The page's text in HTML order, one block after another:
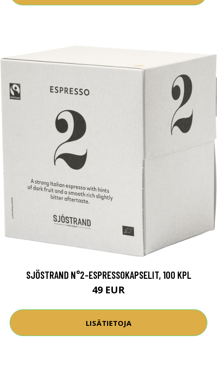
SJÖSTRAND N°2-ESPRESSOKAPSELIT, 100 KPL
49 EUR
LISÄTIETOJA